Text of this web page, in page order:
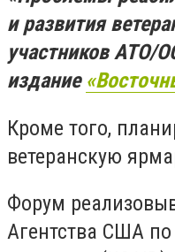
и развития
участников АТО/
издание
Кроме того,
ветеранскую
Форум
Агентства США